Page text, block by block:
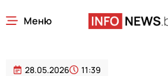
Меню
28.05.2026 11:39